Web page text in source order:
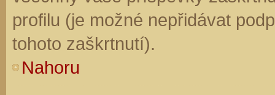
profilu (je možné nepřidávat
tohoto zaškrtnutí).
Nahoru